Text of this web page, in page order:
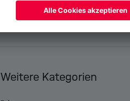
Weitere Kategorien